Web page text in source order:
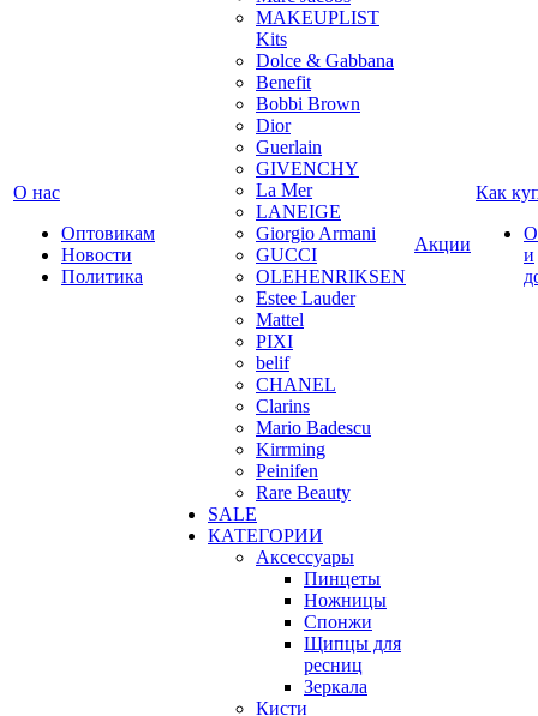
О нас
Оптовикам
Новости
Политика
MAKEUPLIST
Kits
Dolce & Gabbana
Benefit
Bobbi Brown
Dior
Guerlain
GIVENCHY
La Mer
LANEIGE
Giorgio Armani
GUCCI
OLEHENRIKSEN
Estee Lauder
Mattel
PIXI
belif
CHANEL
Clarins
Mario Badescu
Kirrming
Peinifen
Rare Beauty
SALE
КАТЕГОРИИ
Аксессуары
Пинцеты
Ножницы
Спонжи
Щипцы для
ресниц
Зеркала
Кисти
Акции
Как
и